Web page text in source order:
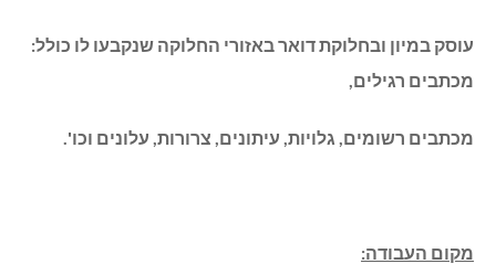
עוסק במיון ובחלוקת דואר באזורי החלוקה שנקבעו לו כולל:
מכתבים רגילים,
מכתבים רשומים, גלויות, עיתונים, צרורות, עלונים וכו'.
מקום העבודה: